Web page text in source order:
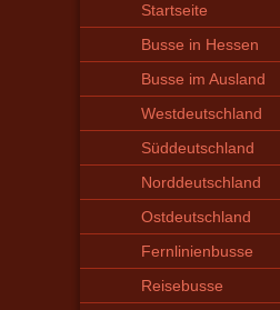
Startseite
Busse in Hessen
Busse im Ausland
Westdeutschland
Süddeutschland
Norddeutschland
Ostdeutschland
Fernlinienbusse
Reisebusse